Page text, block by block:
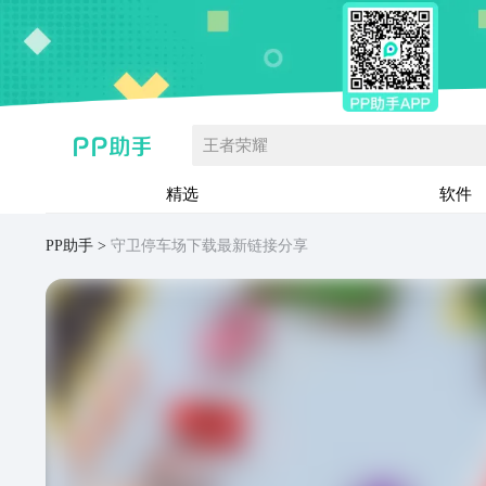
王者荣耀
精选 软件
PP助手 守卫停车场下载最新链接分享